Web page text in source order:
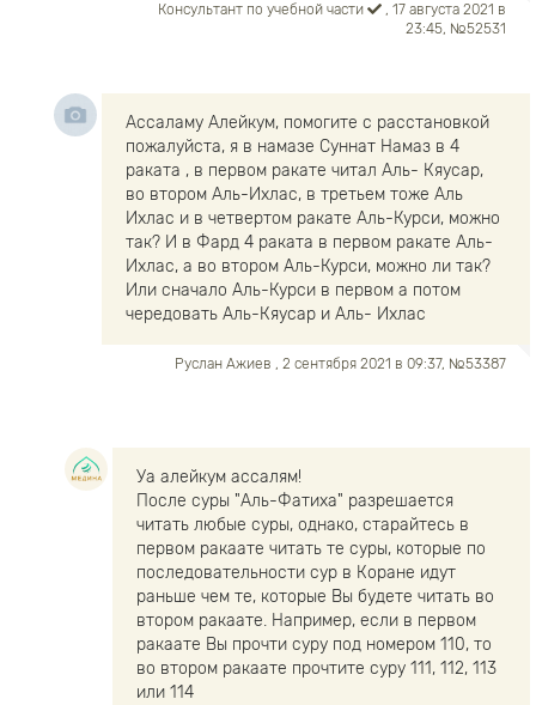
Консультант по учебной части
, 17 августа 2021 в
23:45, №52531
Ассаламу Алейкум, помогите с расстановкой
пожалуйста, я в намазе Суннат Намаз в 4
раката , в первом ракате читал Аль- Кяусар,
во втором Аль-Ихлас, в третьем тоже Аль
Ихлас и в четвертом ракате Аль-Курси, можно
так? И в Фард 4 раката в первом ракате Аль-
Ихлас, а во втором Аль-Курси, можно ли так?
Или сначало Аль-Курси в первом а потом
чередовать Аль-Кяусар и Аль- Ихлас
Руслан Ажиев , 2 сентября 2021 в 09:37, №53387
Уа алейкум ассалям!
После суры "Аль-Фатиха" разрешается
читать любые суры, однако, старайтесь в
первом ракаате читать те суры, которые по
последовательности сур в Коране идут
раньше чем те, которые Вы будете читать во
втором ракаате. Например, если в первом
ракаате Вы прочти суру под номером 110, то
во втором ракаате прочтите суру 111, 112, 113
или 114